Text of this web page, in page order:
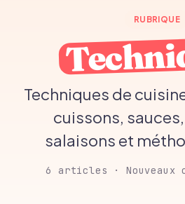
RUBRIQUE
Techniques de
cuissons,
salaisons et
6 articles · Nouveaux